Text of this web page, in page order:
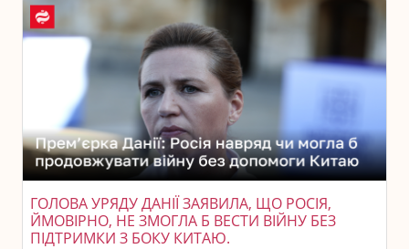
ГОЛОВА УРЯДУ ДАНІЇ ЗАЯВИЛА, ЩО РОСІЯ,
ЙМОВІРНО, НЕ ЗМОГЛА Б ВЕСТИ ВІЙНУ БЕЗ
ПІДТРИМКИ З БОКУ КИТАЮ.